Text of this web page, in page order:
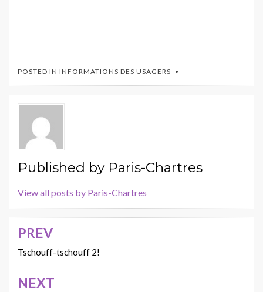
POSTED IN INFORMATIONS DES USAGERS
Published by Paris-Chartres
View all posts by Paris-Chartres
Navigation
de
l’article
PREV
Tschouff-tschouff 2!
NEXT